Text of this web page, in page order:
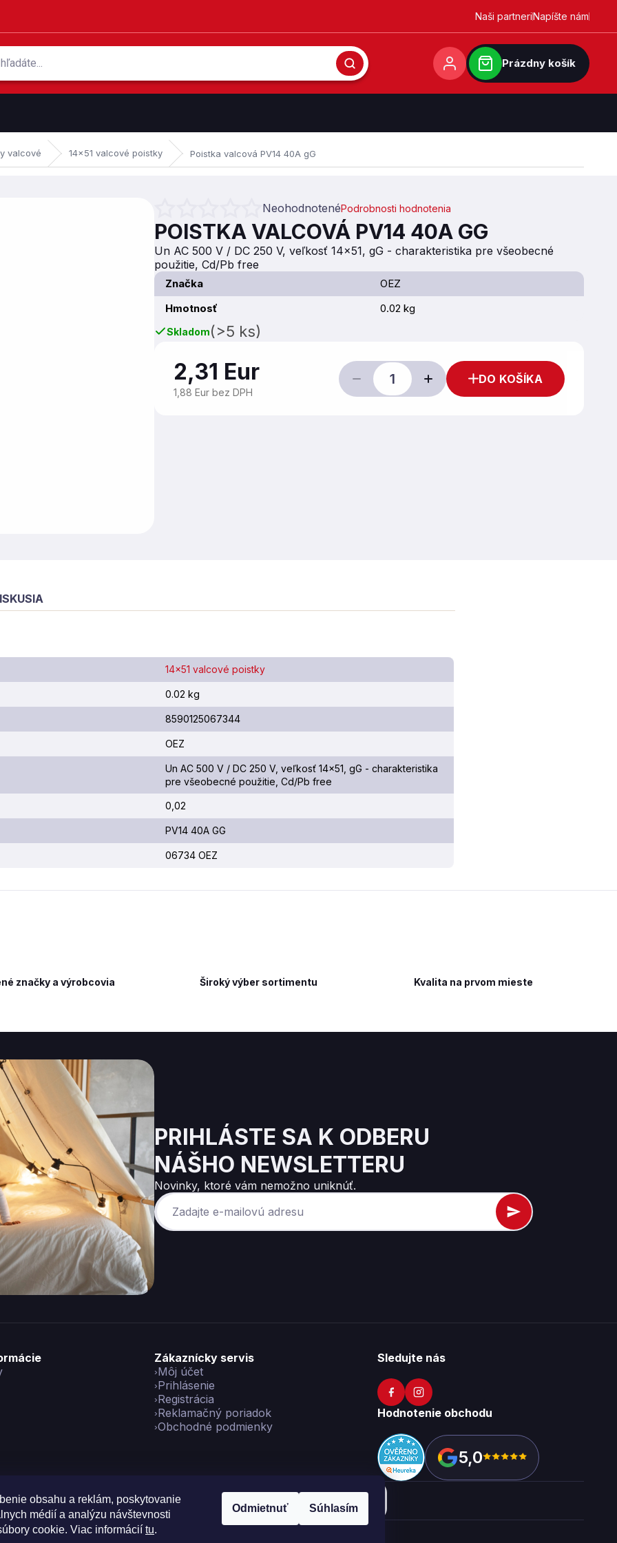
obsahu a reklám, poskytovanie
médií a analýzu návštevnosti
cookie. Viac informácií tu.
Odmietnuť Súhlasím
Naši partneriNapíšte nám
Prázdny košík
valcové 14x51 valcové poistky Poistka valcová PV14 40A gG
Priemerné hodnotenie produktu je 0,0 z 5 hviezdičiek.
NeohodnotenéPodrobnosti hodnotenia
POISTKA VALCOVÁ PV14 40A GG
Un AC 500 V / DC 250 V, veľkosť 14×51, gG - charakteristika pre všeobecné
použitie, Cd/Pb free
Značka
OEZ
Hmotnosť
0.02 kg
Skladom(>5 ks)
2,31 Eur
1,88 Eur bez DPH
DO KOŠÍKA
14x51 valcové poistky
0.02 kg
8590125067344
OEZ
Un AC 500 V / DC 250 V, veľkosť 14×51, gG - charakteristika
pre všeobecné použitie, Cd/Pb free
0,02
PV14 40A GG
06734 OEZ
Kvalita na prvom mieste
značky a výrobcovia Široký výber sortimentu
PRIHLÁSTE SA K ODBERU
NÁŠHO NEWSLETTERU
Novinky, ktoré vám nemožno uniknúť.
Zákaznícky servis
Môj účet
Prihlásenie
Registrácia
Reklamačný poriadok
Obchodné podmienky
Sledujte nás
Hodnotenie obchodu
5,0
2026Vikon. Všetky práva vyhradené. Upraviť nastavenie cookies